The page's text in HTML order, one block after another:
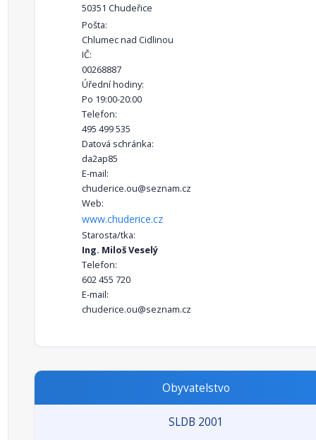
50351 Chudeřice
Pošta:
Chlumec nad Cidlinou
IČ:
00268887
Úřední hodiny:
Po 19:00-20:00
Telefon:
495 499 535
Datová schránka:
da2ap85
E-mail:
chuderice.ou@seznam.cz
Web:
www.chuderice.cz
Starosta/tka:
Ing. Miloš Veselý
Telefon:
602 455 720
E-mail:
chuderice.ou@seznam.cz
Obyvatelstvo
SLDB 2001